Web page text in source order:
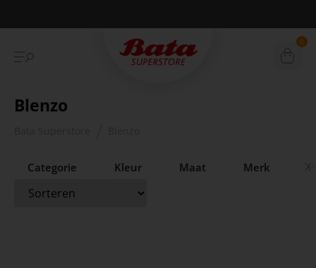
Betaal achteraf met Klarna 0
Blenzo
Categorie Kleur Maat Merk